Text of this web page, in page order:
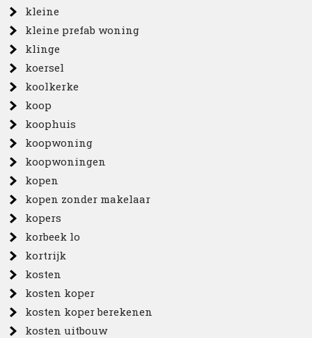
kleine
kleine prefab woning
klinge
koersel
koolkerke
koop
koophuis
koopwoning
koopwoningen
kopen
kopen zonder makelaar
kopers
korbeek lo
kortrijk
kosten
kosten koper
kosten koper berekenen
kosten uitbouw